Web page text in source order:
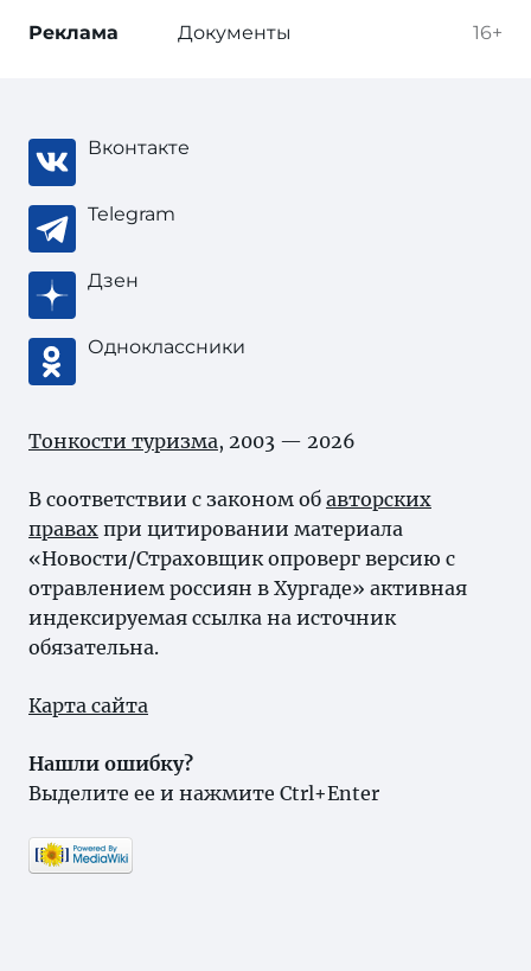
16+
Реклама Документы
Вконтакте
Telegram
Дзен
Одноклассники
Тонкости туризма, 2003 — 2026
В соответствии с законом об авторских
правах при цитировании материала
«Новости/Страховщик опроверг версию с
отравлением россиян в Хургаде» активная
индексируемая ссылка на источник
обязательна.
Карта сайта
Нашли ошибку?
Выделите ее и нажмите Ctrl+Enter